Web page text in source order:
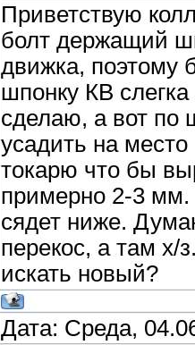
Приветствую
болт держащий
движка, поэтому
шпонку КВ
сделаю, а вот по
усадить на
токарю что бы
примерно 2-3 мм.
сядет ниже.
перекос, а там х/
искать новый?
Дата: Среда,